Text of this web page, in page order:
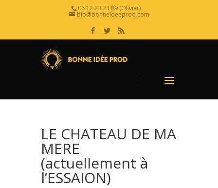
06 12 23 23 89 (Olivier)
bip@bonneideeprod.com
LE CHATEAU DE MA
MERE
(actuellement à
l’ESSAION)